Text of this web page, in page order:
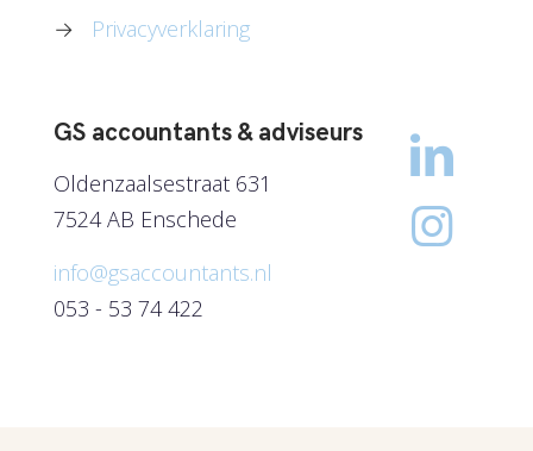
→
Privacyverklaring
GS accountants & adviseurs
Oldenzaalsestraat 631
7524 AB Enschede
info@gsaccountants.nl
053 - 53 74 422